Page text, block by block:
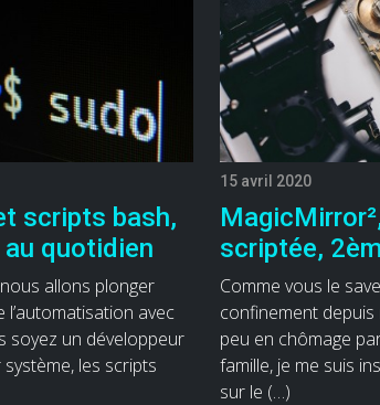
scripts bash,
quotidien
allons plonger
l’automatisation avec
soyez un développeur
les scripts
15 avril 2020
scriptée,
Comme vous le
confinement depuis
peu en chômage
famille, je me suis
sur le (…)